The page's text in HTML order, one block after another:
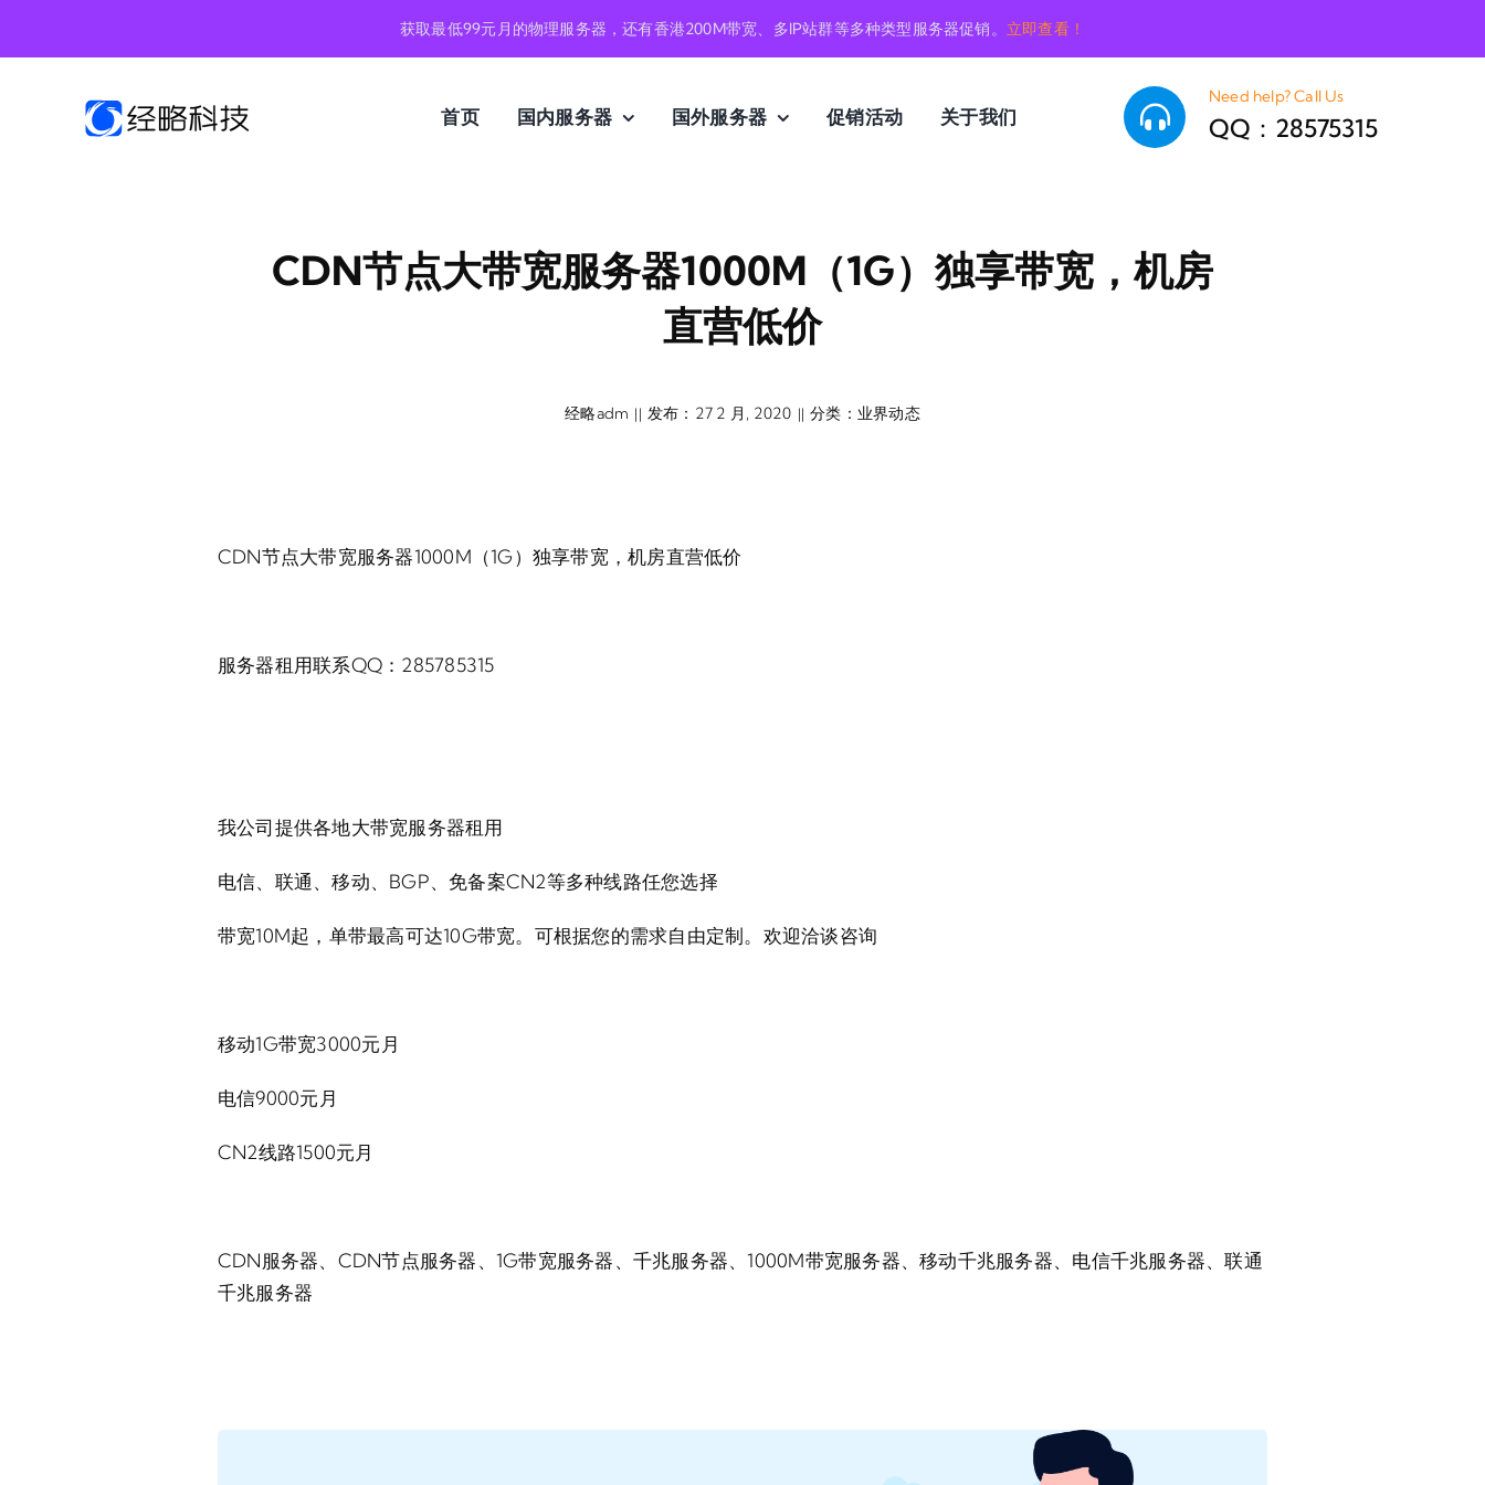
获取最低99元月的物理服务器，还有香港200M带宽、多IP站群等多种类型服务器促销。 立即查看！
首页 国内服务器 国外服务器 促销活动 关于我们
Need help? Call Us
QQ：28575315
CDN节点大带宽服务器1000M（1G）独享带宽，机房
直营低价
经略adm || 发布：27 2 月, 2020 || 分类： 业界动态
CDN节点大带宽服务器1000M（1G）独享带宽，机房直营低价
服务器租用联系QQ：285785315
我公司提供各地大带宽服务器租用
电信、联通、移动、BGP、免备案CN2等多种线路任您选择
带宽10M起，单带最高可达10G带宽。可根据您的需求自由定制。欢迎洽谈咨询
移动1G带宽3000元月
电信9000元月
CN2线路1500元月
CDN服务器、CDN节点服务器、1G带宽服务器、千兆服务器、1000M带宽服务器、移动千兆服务器、电信千兆服务器、联通
千兆服务器